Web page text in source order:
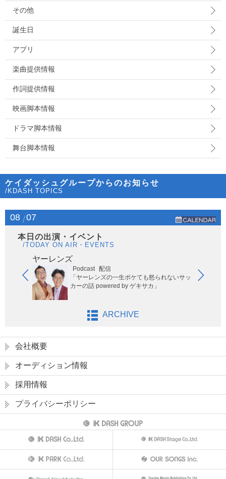
その他
誕生日
アプリ
楽曲提供情報
作詞提供情報
映画脚本情報
ドラマ脚本情報
舞台脚本情報
ケイダッシュグループからのお知らせ
/KDASH TOPICS
08 07
本日の出演・イベント
/TODAY ON AIR・EVENTS
ヤーレンズ
Podcast
配信
「ヤーレンズの一生ボケても怒られないサッ
カーの話 powered by ゲキサカ」
ARCHIVE
会社概要
オーディション情報
採用情報
プライバシーポリシー